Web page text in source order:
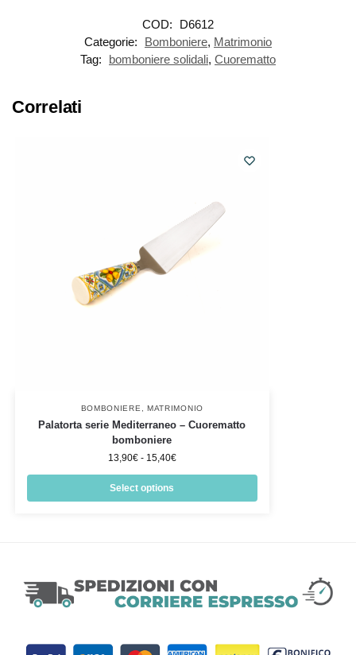
COD:
D6612
Categorie:
Bomboniere, Matrimonio
Tag:
bomboniere solidali, Cuorematto
Correlati
BOMBONIERE MATRIMONIO
Palatorta serie Mediterraneo – Cuorematto
bomboniere
13,90€ - 15,40€
Select options